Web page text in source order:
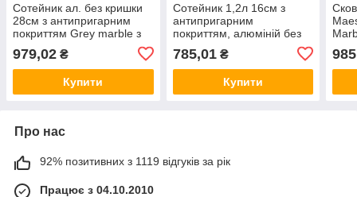
Сотейник ал. без кришки
28см з антипригарним
покриттям Grey marble з
KAMILLE
979,02 ₴
Купити
Сотейник 1,2л 16см з
антипригарним
покриттям, алюміній без
EURO GOLD
785,01₴
Купити
985
Про нас
92% позитивних з 1119 відгуків за рік
Працює з 04.10.2010